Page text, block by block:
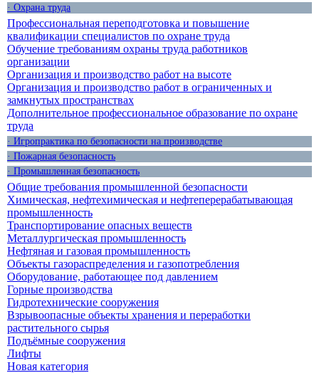
· Охрана труда
Профессиональная переподготовка и повышение
квалификации специалистов по охране труда
Обучение требованиям охраны труда работников
организации
Организация и производство работ на высоте
Организация и производство работ в ограниченных и
замкнутых пространствах
Дополнительное профессиональное образование по охране
труда
· Игропрактика по безопасности на производстве
· Пожарная безопасность
· Промышленная безопасность
Общие требования промышленной безопасности
Химическая, нефтехимическая и нефтеперерабатывающая
промышленность
Транспортирование опасных веществ
Металлургическая промышленность
Нефтяная и газовая промышленность
Объекты газораспределения и газопотребления
Оборудование, работающее под давлением
Горные производства
Гидротехнические сооружения
Взрывоопасные объекты хранения и переработки
растительного сырья
Подъёмные сооружения
Лифты
Новая категория